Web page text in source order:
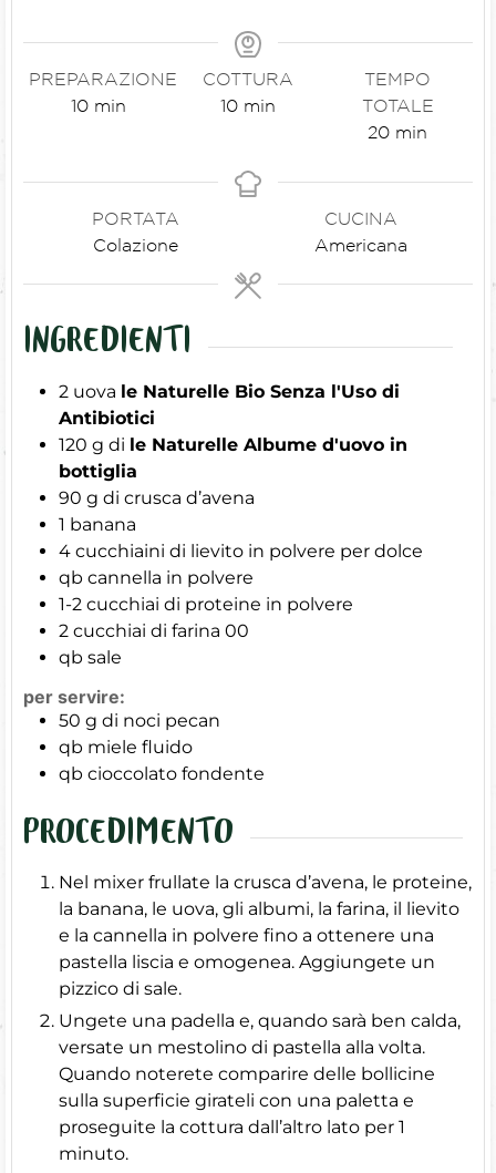
PREPARAZIONE
10 min
COTTURA
10 min
TEMPO
TOTALE
20 min
PORTATA
Colazione
CUCINA
Americana
INGREDIENTI
2 uova le Naturelle Bio Senza l'Uso di
Antibiotici
120 g di le Naturelle Albume d'uovo in
bottiglia
90 g di crusca d’avena
1 banana
4 cucchiaini di lievito in polvere per dolce
qb cannella in polvere
1-2 cucchiai di proteine in polvere
2 cucchiai di farina 00
qb sale
per servire:
50 g di noci pecan
qb miele fluido
qb cioccolato fondente
PROCEDIMENTO
Nel mixer frullate la crusca d’avena, le proteine,
la banana, le uova, gli albumi, la farina, il lievito
e la cannella in polvere fino a ottenere una
pastella liscia e omogenea. Aggiungete un
pizzico di sale.
Ungete una padella e, quando sarà ben calda,
versate un mestolino di pastella alla volta.
Quando noterete comparire delle bollicine
sulla superficie girateli con una paletta e
proseguite la cottura dall’altro lato per 1
minuto.